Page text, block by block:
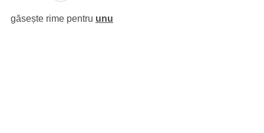
găsește rime pentru unu